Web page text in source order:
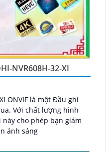
NVR608H-32-XI
ONVIF là một Đầu ghi
cho phép bạn giám
ánh sáng